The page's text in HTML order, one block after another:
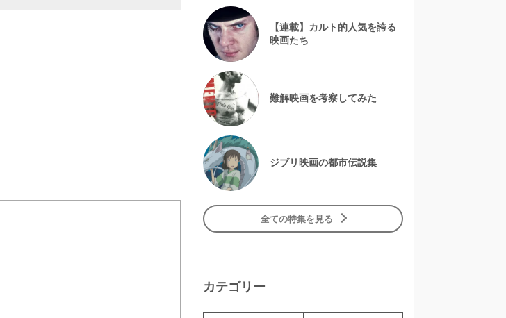
【連載】カルト的人気を誇る
映画たち
難解映画を考察してみた
ジブリ映画の都市伝説集
全ての特集を見る
カテゴリー